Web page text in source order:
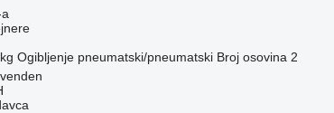
Ogibljenje pneumatski/pneumatski Broj osovina 2